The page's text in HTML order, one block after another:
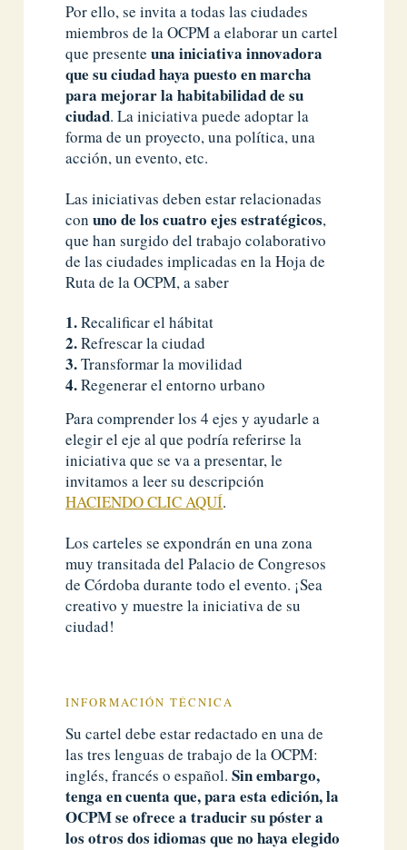
Por ello, se invita a todas las ciudades
miembros de la OCPM a elaborar un cartel
que presenteuna iniciativa innovadora
que su ciudad haya puesto en marcha
para mejorar la habitabilidad de su
ciudad. La iniciativa puede adoptar la
forma de un proyecto, una política, una
acción, un evento, etc.
Las iniciativas deben estar relacionadas
conuno de los cuatro ejes estratégicos,
que han surgido del trabajo colaborativo
de las ciudades implicadas en la Hoja de
Ruta de la OCPM, a saber
Recalificar el hábitat
Refrescar la ciudad
Transformar la movilidad
Regenerar el entorno urbano
Para comprender los 4 ejes y ayudarle a
elegir el eje al que podría referirse la
iniciativa que se va a presentar, le
invitamos a leer su descripción
HACIENDO CLIC AQUÍ.
Los carteles se expondrán en una zona
muy transitada del Palacio de Congresos
de Córdoba durante todo el evento. ¡Sea
creativo y muestre la iniciativa de su
ciudad!
INFORMACIÓN TÉCNICA
Su cartel debe estar redactado en una de
las tres lenguas de trabajo de la OCPM:
inglés, francés o español.Sin embargo,
tenga en cuenta que, para esta edición, la
OCPM se ofrece a traducir su póster a
los otros dos idiomas que no haya elegido